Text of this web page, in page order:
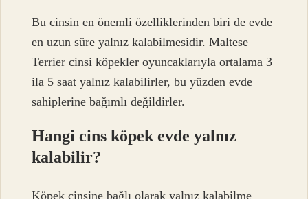
Bu cinsin en önemli özelliklerinden biri de evde
en uzun süre yalnız kalabilmesidir. Maltese
Terrier cinsi köpekler oyuncaklarıyla ortalama 3
ila 5 saat yalnız kalabilirler, bu yüzden evde
sahiplerine bağımlı değildirler.
Hangi cins köpek evde yalnız
kalabilir?
Köpek cinsine bağlı olarak yalnız kalabilme